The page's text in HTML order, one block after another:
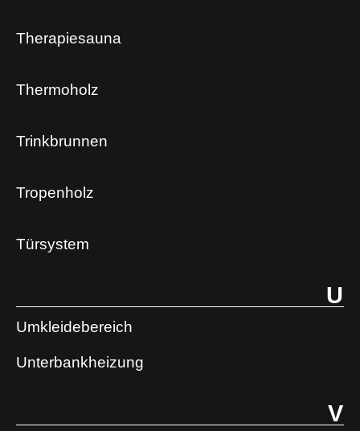
Therapiesauna
Thermoholz
Trinkbrunnen
Tropenholz
Türsystem
U
Umkleidebereich
Unterbankheizung
V